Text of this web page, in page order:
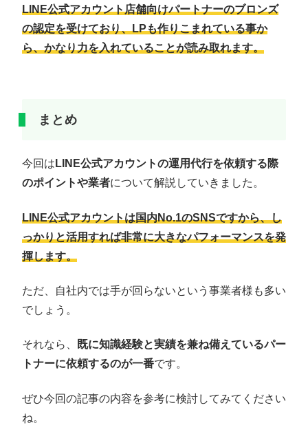
LINE公式アカウント店舗向けパートナーのブロンズ
の認定を受けており、LPも作りこまれている事か
ら、かなり力を入れていることが読み取れます。
まとめ
今回は LINE公式アカウントの運用代行を依頼する際
のポイントや業者について解説していきました。
LINE公式アカウントは国内No.1のSNSですから、し
っかりと活用すれば非常に大きなパフォーマンスを発
揮します。
ただ、自社内では手が回らないという事業者様も多い
でしょう。
それなら、
既に知識経験と実績を兼ね備えているパー
トナーに依頼するのが一番です。
ぜひ今回の記事の内容を参考に検討してみてください
ね。